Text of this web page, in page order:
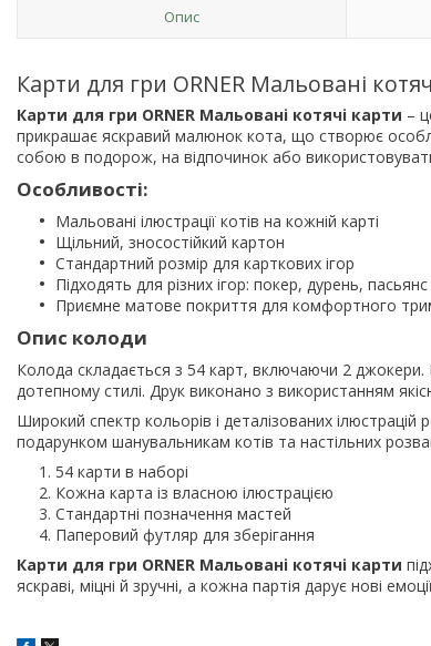
Опис
Карти для гри ORNER Мальовані
Карти для гри ORNER Мальовані котячі карти –
прикрашає яскравий малюнок кота, що створює
собою в подорож, на відпочинок або
Особливості:
Мальовані ілюстрації котів на кожній карті
Щільний, зносостійкий картон
Стандартний розмір для карткових ігор
Підходять для різних ігор: покер, дурень, пасьянс
Приємне матове покриття для комфортного
Опис колоди
Колода складається з 54 карт, включаючи 2
дотепному стилі. Друк виконано з використанням
Широкий спектр кольорів і деталізованих
подарунком шанувальникам котів та настільних
54 карти в наборі
Кожна карта із власною ілюстрацією
Стандартні позначення мастей
Паперовий футляр для зберігання
Карти для гри ORNER Мальовані котячі карти
яскраві, міцні й зручні, а кожна партія дарує нові